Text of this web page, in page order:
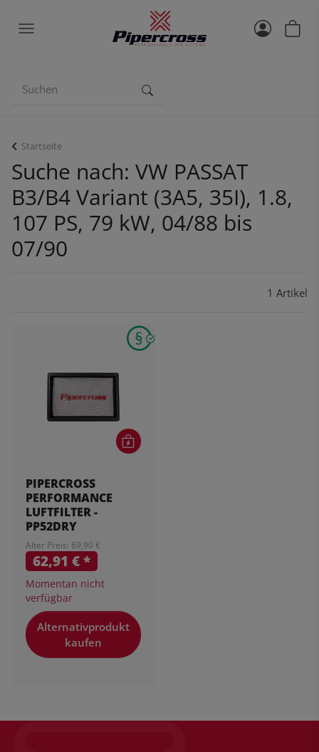
Startseite
Suche nach: VW PASSAT
B3/B4 Variant (3A5, 35I), 1.8,
107 PS, 79 kW, 04/88 bis
07/90
1 Artikel
PIPERCROSS
PERFORMANCE
LUFTFILTER -
PP52DRY
Alter Preis: 69,90 €
62,91 €*
Momentan nicht
verfügbar
Alternativprodukt
kaufen